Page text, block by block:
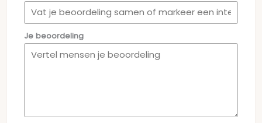
Je beoordeling